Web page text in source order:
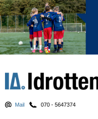
Mail 070 - 5647374